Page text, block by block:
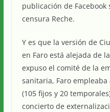
publicación de Facebook
censura Reche.
Y es que la versión de
en Faro está alejada de
expuso el comité de la
sanitaria, Faro
(105 fijos y 20
concierto de